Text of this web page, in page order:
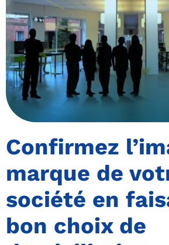
Confirmez
marque de
société en
bon choix de